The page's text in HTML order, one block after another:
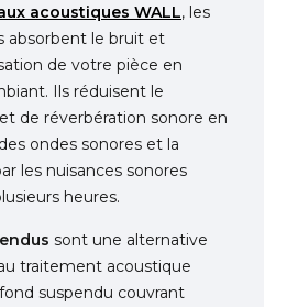
acoustiques WALL, les
absorbent le bruit et
de votre pièce en
Ils réduisent le
de réverbération sonore en
ondes sonores et la
les nuisances sonores
heures.
sont une alternative
traitement acoustique
suspendu couvrant